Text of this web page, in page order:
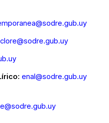
enal@sodre.gub.uy